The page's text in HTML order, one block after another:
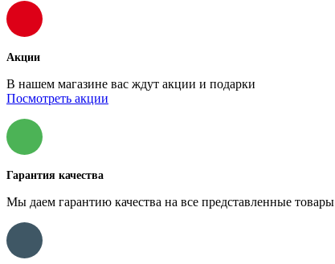
Акции
В нашем магазине вас ждут акции и подарки
Посмотреть акции
Гарантия качества
Мы даем гарантию качества на все представленные товары